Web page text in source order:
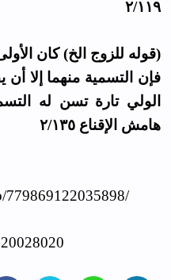
٢/١١٩
(قوله للزوج الخ) كان
فإن التسمية منهما إلا
الولي تارة تسن له
هامش الإقناع ٢/١٣٥
779869122035898/